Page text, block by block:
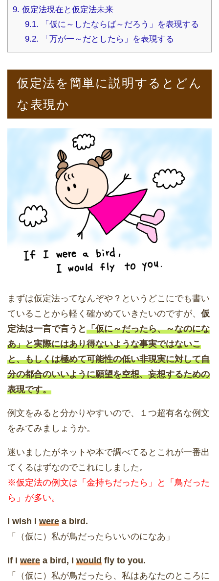
9. 仮定法現在と仮定法未来
9.1. 「仮に～したならば～だろう」を表現する
9.2. 「万が一～だとしたら」を表現する
仮定法を簡単に説明するとどん
な表現か
まずは仮定法ってなんぞや？というどこにでも書い
ていることから軽く確かめていきたいのですが、 仮
定法は一言で言うと「仮に～だったら、～なのにな
あ」と実際にはあり得ないような事実ではないこ
と、もしくは極めて可能性の低い非現実に対して自
分の都合のいいように願望を空想、妄想するための
表現です。
例文をみると分かりやすいので、１つ超有名な例文
をみてみましょうか。
迷いましたがネットや本で調べてるとこれが一番出
てくるはずなのでこれにしました。
※仮定法の例文は「金持ちだったら」と「鳥だった
ら」が多い。
I wish I were a bird.
「（仮に）私が鳥だったらいいのになあ」
If I were a bird, I would fly to you.
「（仮に）私が鳥だったら、私はあなたのところに